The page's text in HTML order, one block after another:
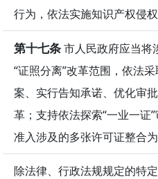
行为，依法实施知识产权侵权
第十七条市人民政府应当将
“证照分离”改革范围，依法
案、实行告知承诺、优化审
革；支持依法探索“一业一证
准入涉及的多张许可证整合
除法律、行政法规规定的特